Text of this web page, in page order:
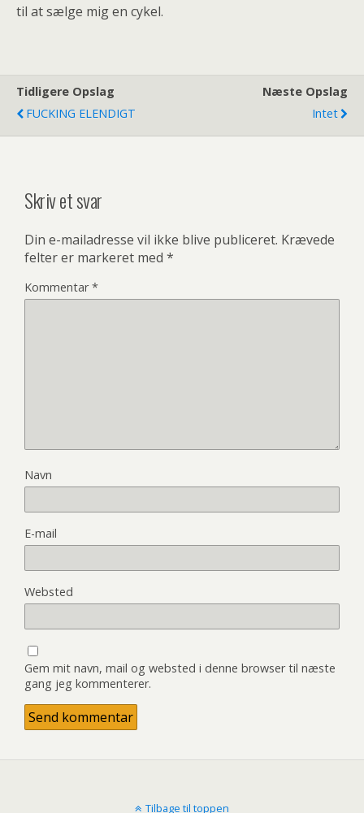
til at sælge mig en cykel.
Tidligere Opslag
FUCKING ELENDIGT
Næste Opslag
Intet
Skriv et svar
Din e-mailadresse vil ikke blive publiceret. Krævede
felter er markeret med *
Kommentar*
Navn
E-mail
Websted
Gem mit navn, mail og websted i denne browser til næste
gang jeg kommenterer.
Tilbage til toppen